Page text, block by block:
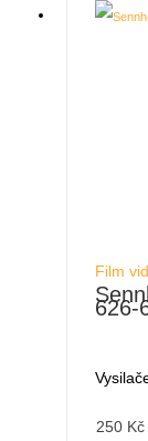
Film
626-
250 Kč